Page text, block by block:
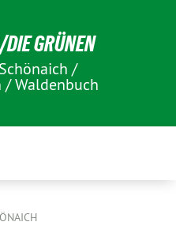
GRÜNEN
/
Waldenbuch